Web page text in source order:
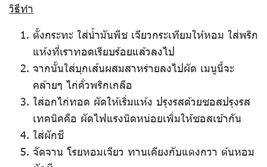
วิธีทำ
ตั้งกระทะ ใส่น้ำมันพืช เจียวกระเทียมให้หอม ใส่พริก
แห้งที่เราทอดเรียบร้อยแล้วลงไป
จากนั้นใส่บุกเส้นผสมสาหร่ายลงไปผัด เมนูนี้จะ
คล้ายๆ ไก่คั่วพริกเกลือ
ใส่อกไก่ทอด ผัดให้เริ่มแห้ง ปรุงรสด้วยซอสปรุงรส
เทคนิคคือ ผัดไฟแรงนิดหน่อยเพิ่มให้ซอสเข้ากัน
ใส่ผักชี
จัดจาน โรยหอมเจียว ทานเคียงกับแตงกวา ต้นหอม